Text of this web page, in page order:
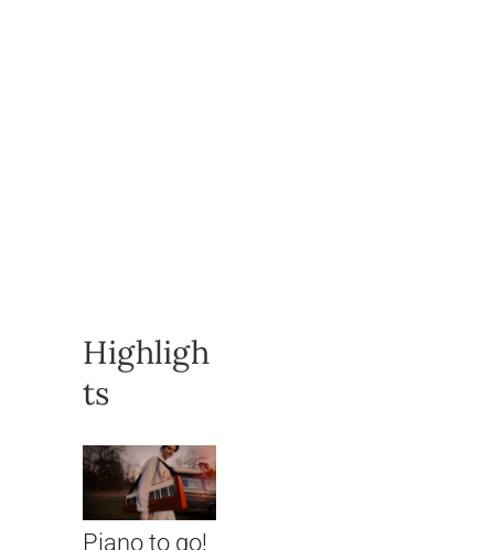
Highligh
ts
Piano to go!